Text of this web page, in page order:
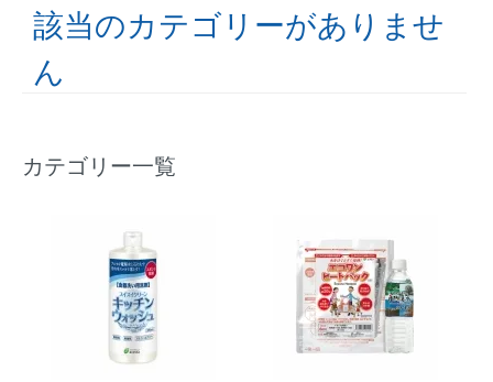
該当のカテゴリーがありませ
ん
カテゴリー一覧